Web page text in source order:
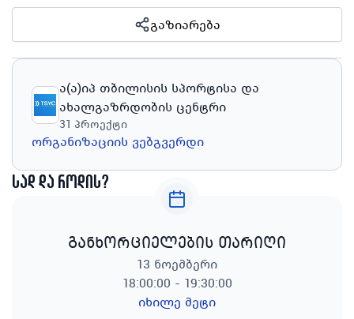
გაზიარება
ა(ა)იპ თბილისის სპორტისა და
ახალგაზრდობის ცენტრი
31 პროექტი
ორგანიზაციის ვებგვერდი
სად და როდის?
განხორციელების თარიღი
13 ნოემბერი
18:00:00 - 19:30:00
იხილე მეტი